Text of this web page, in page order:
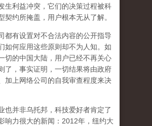
生利益冲突，它们的决策过程被科
契约所掩盖，用户根本无从了解。
都有设置对不合法内容的公开指导
如何应用这些原则却不为人知。如
切的中国大陆，用户已经不再关心
了，事实证明， 一切结果将由政府
加上网络公司的自我审查程度来决
也并非乌托邦，科技爱好者肯定了
响力很大的新闻： 2012年，纽约大